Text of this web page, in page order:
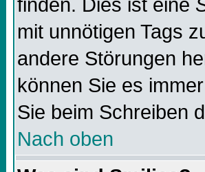
finden. Dies ist eine
mit unnötigen Tags
andere Störungen
können Sie es
Sie beim Schreiben
Nach oben